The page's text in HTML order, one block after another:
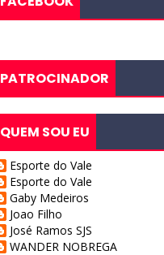
PATROCINADOR
QUEM SOU EU
Esporte do Vale
Esporte do Vale
Gaby Medeiros
Joao Filho
José Ramos SJS
WANDER NOBREGA